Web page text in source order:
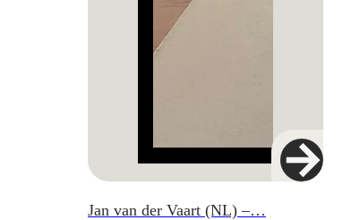
Jan van der Vaart (NL) –…